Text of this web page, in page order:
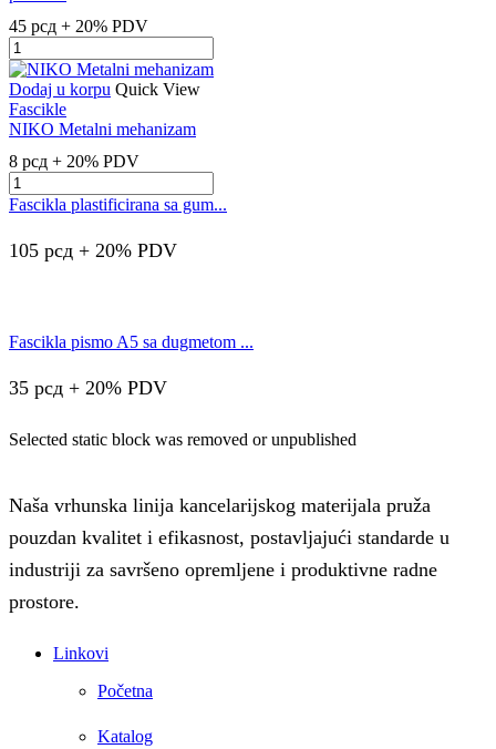
45 рсд + 20% PDV
Fascikla
pismo
A4
sa
dugmetom
quantity
Dodaj u korpu Quick View
Fascikle
NIKO Metalni mehanizam
8 рсд + 20% PDV
NIKO
Metalni
mehanizam
quantity
Fascikla plastificirana sa gum...
105 рсд + 20% PDV
Fascikla pismo A5 sa dugmetom ...
35 рсд + 20% PDV
Selected static block was removed or unpublished
Naša vrhunska linija kancelarijskog materijala pruža
pouzdan kvalitet i efikasnost, postavljajući standarde u
industriji za savršeno opremljene i produktivne radne
prostore.
Linkovi
Početna
Katalog